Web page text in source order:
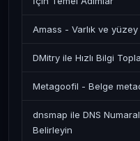
Amass - Varlık ve
DMitry ile Hızlı Bilgi
Metagoofil - Belge
dnsmap ile DNS
Belirleyin